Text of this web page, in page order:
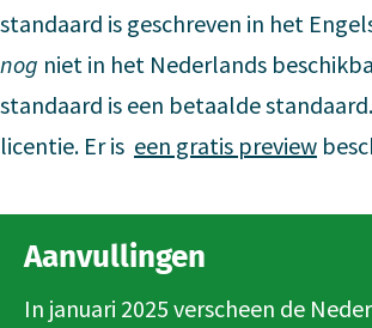
standaard is geschreven in het
nog niet in het Nederlands
standaard is een betaalde
licentie. Er is een gratis preview
Aanvullingen
In januari 2025 verscheen de